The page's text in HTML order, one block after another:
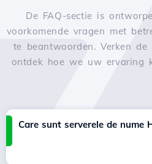
De FAQ-sectie is
voorkomende vragen met
te beantwoorden. Verken de
ontdek hoe we uw ervaring
Care sunt serverele de nume